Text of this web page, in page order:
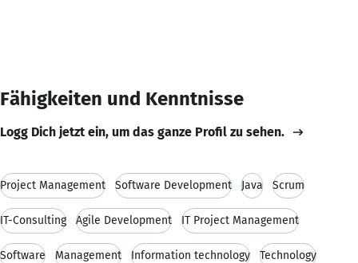
Fähigkeiten und Kenntnisse
Logg Dich jetzt ein, um das ganze Profil zu sehen.
Project Management Software Development Java Scrum
IT-Consulting Agile Development IT Project Management
Software Management Information technology Technology